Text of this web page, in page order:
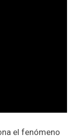
el fenómeno